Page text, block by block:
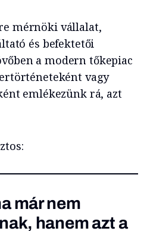
mérnöki vállalat,
és befektetői
a modern tőkepiac
vagy
emlékezünk rá, azt
már nem
hanem azt a